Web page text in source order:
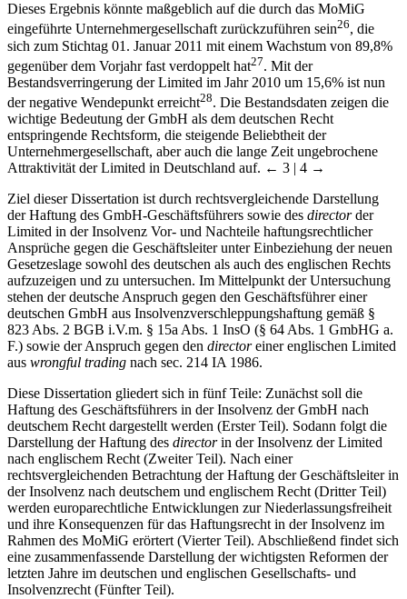
Dieses Ergebnis könnte maßgeblich auf die durch das MoMiG
eingeführte Unternehmergesellschaft zurückzuführen sein26, die
sich zum Stichtag 01. Januar 2011 mit einem Wachstum von 89,8%
gegenüber dem Vorjahr fast verdoppelt hat27. Mit der
Bestandsverringerung der Limited im Jahr 2010 um 15,6% ist nun
der negative Wendepunkt erreicht28. Die Bestandsdaten zeigen die
wichtige Bedeutung der GmbH als dem deutschen Recht
entspringende Rechtsform, die steigende Beliebtheit der
Unternehmergesellschaft, aber auch die lange Zeit ungebrochene
Attraktivität der Limited in Deutschland auf. ← 3 | 4 →
Ziel dieser Dissertation ist durch rechtsvergleichende Darstellung
der Haftung des GmbH-Geschäftsführers sowie des directorder
Limited in der Insolvenz Vor- und Nachteile haftungsrechtlicher
Ansprüche gegen die Geschäftsleiter unter Einbeziehung der neuen
Gesetzeslage sowohl des deutschen als auch des englischen Rechts
aufzuzeigen und zu untersuchen. Im Mittelpunkt der Untersuchung
stehen der deutsche Anspruch gegen den Geschäftsführer einer
deutschen GmbH aus Insolvenzverschleppungshaftung gemäß §
823 Abs. 2 BGB i.V.m. § 15a Abs. 1 InsO (§ 64 Abs. 1 GmbHG a.
F.) sowie der Anspruch gegen den directoreiner englischen Limited
aus wrongful trading nach sec. 214 IA 1986.
Diese Dissertation gliedert sich in fünf Teile: Zunächst soll die
Haftung des Geschäftsführers in der Insolvenz der GmbH nach
deutschem Recht dargestellt werden (Erster Teil). Sodann folgt die
Darstellung der Haftung des directorin der Insolvenz der Limited
nach englischem Recht (Zweiter Teil). Nach einer
rechtsvergleichenden Betrachtung der Haftung der Geschäftsleiter in
der Insolvenz nach deutschem und englischem Recht (Dritter Teil)
werden europarechtliche Entwicklungen zur Niederlassungsfreiheit
und ihre Konsequenzen für das Haftungsrecht in der Insolvenz im
Rahmen des MoMiG erörtert (Vierter Teil). Abschließend findet sich
eine zusammenfassende Darstellung der wichtigsten Reformen der
letzten Jahre im deutschen und englischen Gesellschafts- und
Insolvenzrecht (Fünfter Teil).